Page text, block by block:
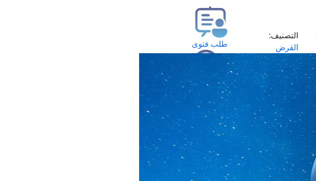
التصنيف:
القرض
طلب فتوى
استعلام عن فتوى
حجز موعد
الفتوى الهاتفية